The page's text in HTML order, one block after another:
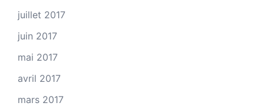
juillet 2017
juin 2017
mai 2017
avril 2017
mars 2017